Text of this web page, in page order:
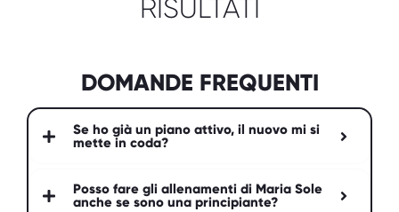
RISULTATI
DOMANDE FREQUENTI
Se ho già un piano attivo, il nuovo mi si
mette in coda?
Posso fare gli allenamenti di Maria Sole
anche se sono una principiante?